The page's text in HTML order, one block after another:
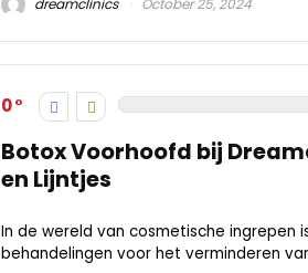
0
Botox Voorhoofd bij
en Lijntjes
In de wereld van cosmetische ingrepen
behandelingen voor het verminderen